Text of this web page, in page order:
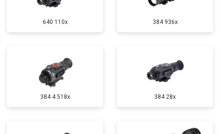
640 110x 384 936x
384 4.518x 384 28x